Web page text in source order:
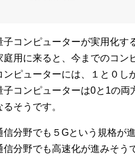
子コンピューターが実用化す
庭用に来ると、今までのコン
ンピューターには、１と０し
子コンピューターは0と1の両
るそうです。
信分野でも５Gという規格が
信分野でも高速化が進みそう